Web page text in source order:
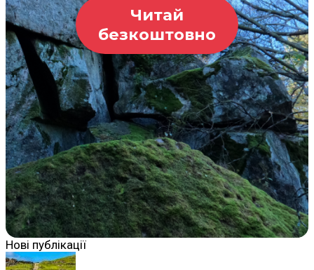
Читай
безкоштовно
Нові публікації